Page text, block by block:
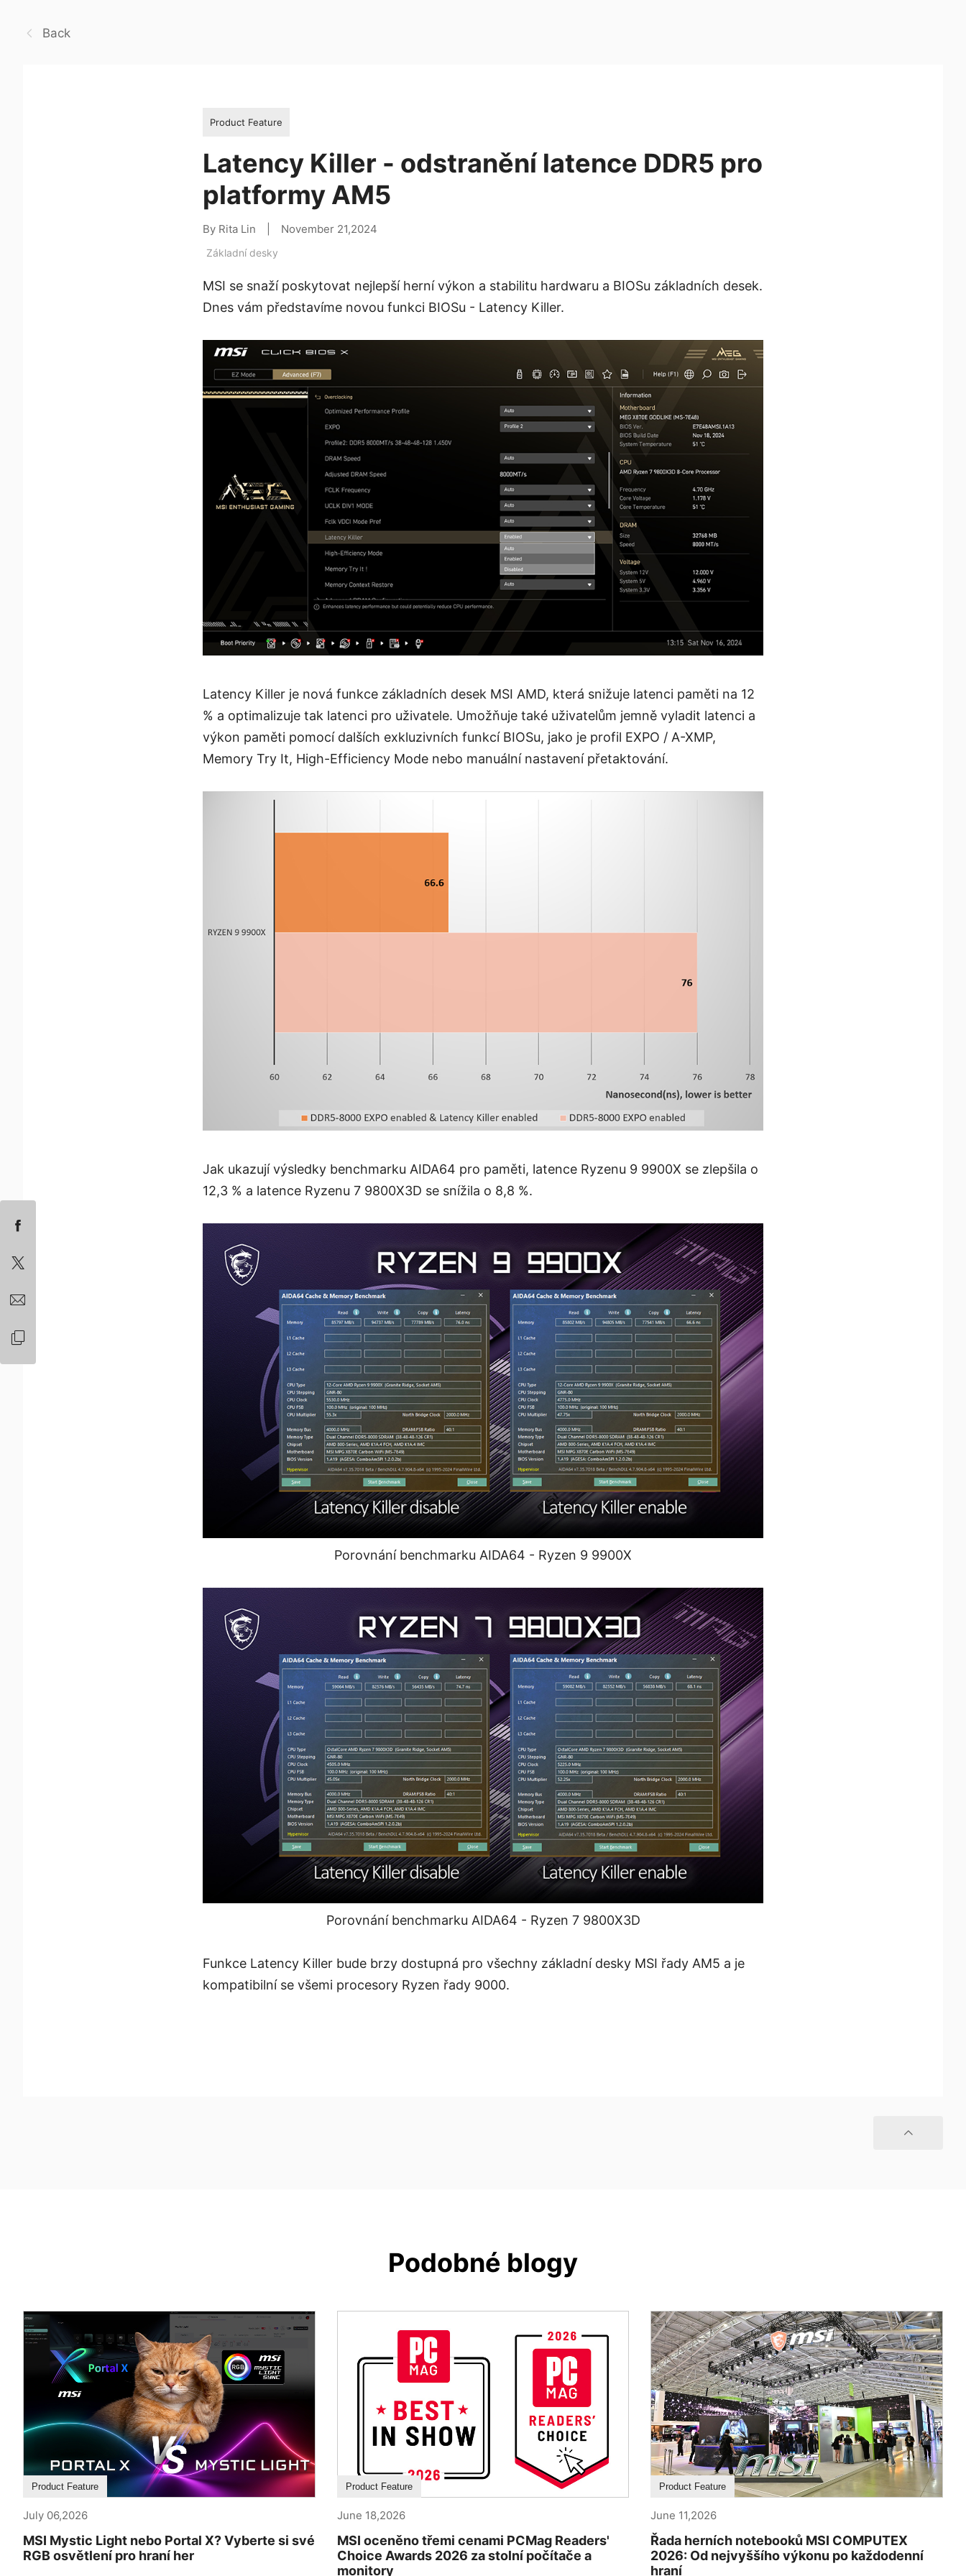
Back
Product Feature
Latency Killer - odstranění latence DDR5 pro
platformy AM5
By Rita Lin November 21,2024
Základní desky
MSI se snaží poskytovat nejlepší herní výkon a stabilitu hardwaru a BIOSu základních desek.
Dnes vám představíme novou funkci BIOSu - Latency Killer.
Latency Killer je nová funkce základních desek MSI AMD, která snižuje latenci paměti na 12
% a optimalizuje tak latenci pro uživatele. Umožňuje také uživatelům jemně vyladit latenci a
výkon paměti pomocí dalších exkluzivních funkcí BIOSu, jako je profil EXPO / A-XMP,
Memory Try It, High-Efficiency Mode nebo manuální nastavení přetaktování.
Jak ukazují výsledky benchmarku AIDA64 pro paměti, latence Ryzenu 9 9900X se zlepšila o
12,3 % a latence Ryzenu 7 9800X3D se snížila o 8,8 %.
Porovnání benchmarku AIDA64 - Ryzen 9 9900X
Porovnání benchmarku AIDA64 - Ryzen 7 9800X3D
Funkce Latency Killer bude brzy dostupná pro všechny základní desky MSI řady AM5 a je
kompatibilní se všemi procesory Ryzen řady 9000.
Podobné blogy
Product Feature
July 06,2026
MSI Mystic Light nebo Portal X? Vyberte si své
RGB osvětlení pro hraní her
Product Feature
June 18,2026
MSI oceněno třemi cenami PCMag Readers'
Choice Awards 2026 za stolní počítače a
monitory
Product Feature
June 11,2026
Řada herních notebooků MSI COMPUTEX
2026: Od nejvyššího výkonu po každodenní
hraní